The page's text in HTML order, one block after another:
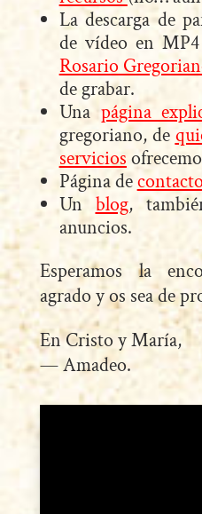
La descarga de
de vídeo en
Rosario
de grabar.
Una página
gregoriano, de
servicios
Página decontacto
Un blog,
anuncios.
Esperamos la
agrado y os sea de
En Cristo y María,
— Amadeo.